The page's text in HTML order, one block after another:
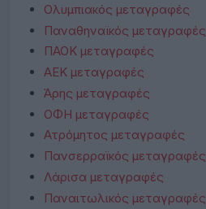
Ολυμπιακός μεταγραφές
Παναθηναϊκός μεταγραφές
ΠΑΟΚ μεταγραφές
ΑΕΚ μεταγραφές
Άρης μεταγραφές
ΟΦΗ μεταγραφές
Ατρόμητος μεταγραφές
Πανσερραϊκός μεταγραφές
Λάρισα μεταγραφές
Παναιτωλικός μεταγραφές